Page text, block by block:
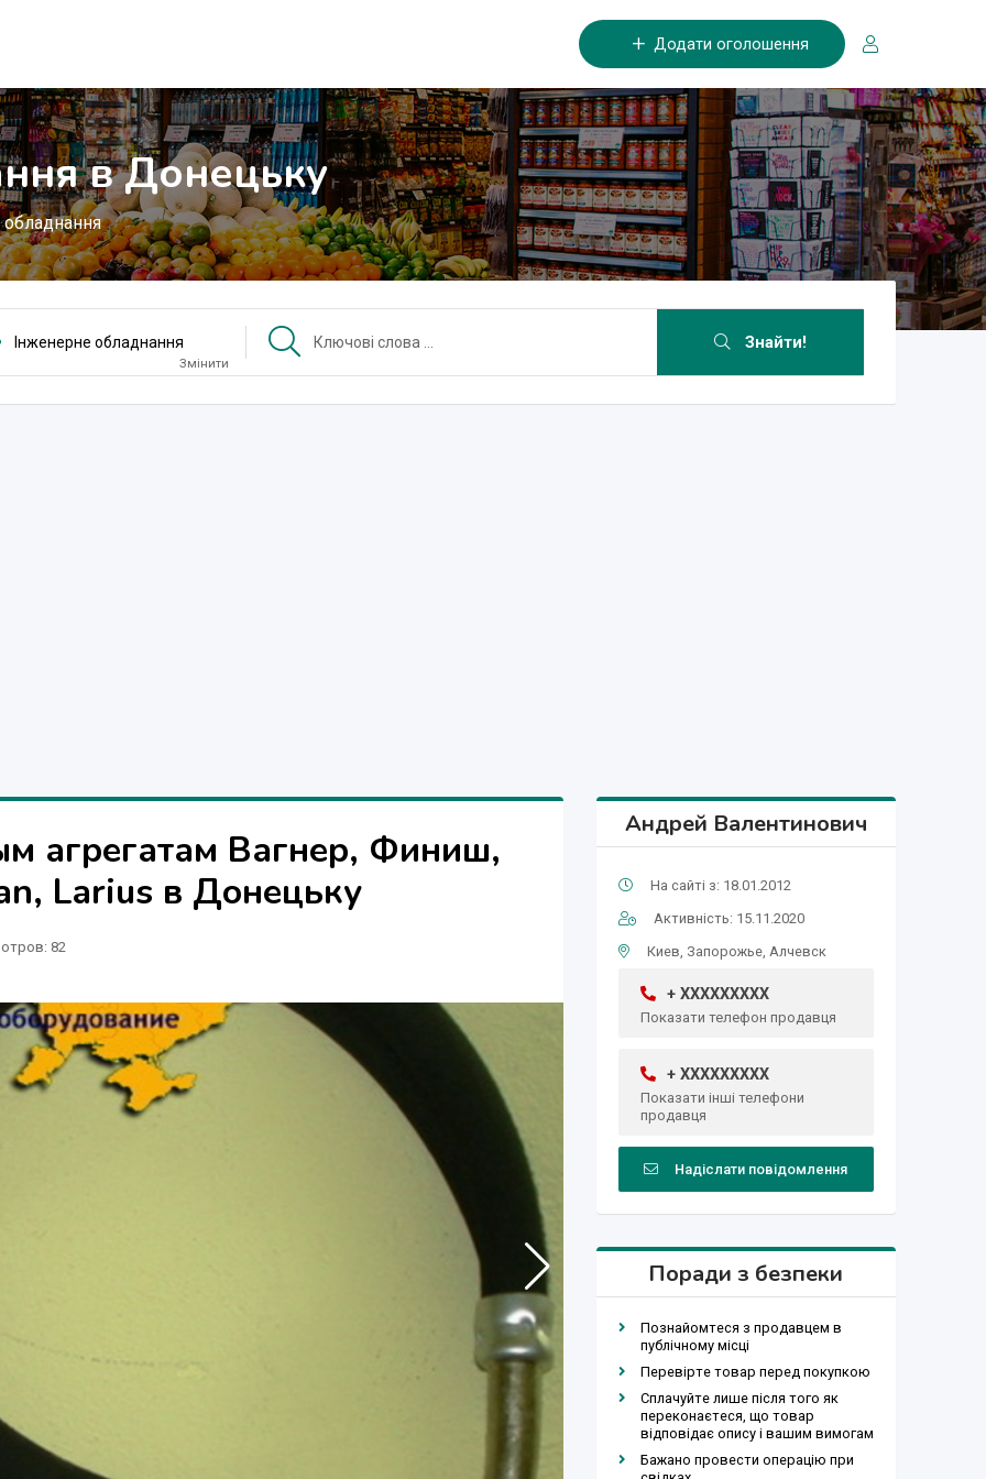
Додати оголошення
в Донецьку
Інженерне обладнання
Змінити
Знайти!
агрегатам Вагнер, Финиш,
Larius в Донецьку
: 82
Андрей Валентинович
На сайті з: 18.01.2012
Активність: 15.11.2020
Киев, Запорожье, Алчевск
+ XXXXXXXXX
Показати телефон продавця
+ XXXXXXXXX
Показати інші телефони
продавця
Надіслати повідомлення
Поради з безпеки
Познайомтеся з продавцем в
публічному місці
Перевірте товар перед покупкою
Сплачуйте лише після того як
переконаєтеся, що товар
відповідає опису і вашим вимогам
Бажано провести операцію при